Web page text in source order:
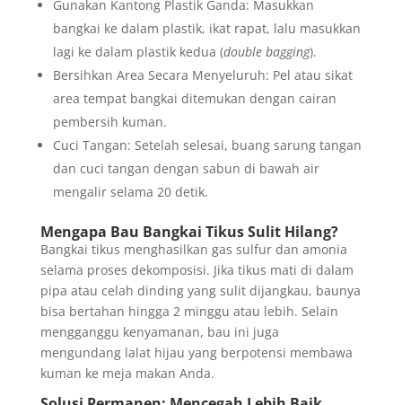
Gunakan Kantong Plastik Ganda: Masukkan
bangkai ke dalam plastik, ikat rapat, lalu masukkan
lagi ke dalam plastik kedua (double bagging).
Bersihkan Area Secara Menyeluruh: Pel atau sikat
area tempat bangkai ditemukan dengan cairan
pembersih kuman.
Cuci Tangan: Setelah selesai, buang sarung tangan
dan cuci tangan dengan sabun di bawah air
mengalir selama 20 detik.
Mengapa Bau Bangkai Tikus Sulit Hilang?
Bangkai tikus menghasilkan gas sulfur dan amonia
selama proses dekomposisi. Jika tikus mati di dalam
pipa atau celah dinding yang sulit dijangkau, baunya
bisa bertahan hingga 2 minggu atau lebih. Selain
mengganggu kenyamanan, bau ini juga
mengundang lalat hijau yang berpotensi membawa
kuman ke meja makan Anda.